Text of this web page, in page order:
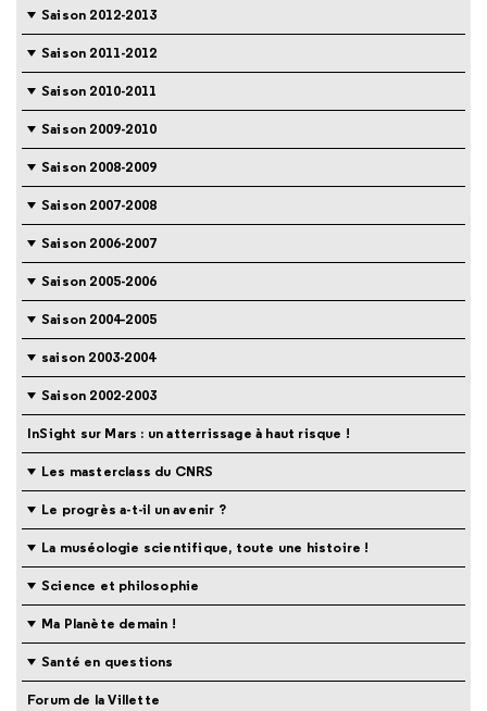
Saison 2012-2013
Saison 2011-2012
Saison 2010-2011
Saison 2009-2010
Saison 2008-2009
Saison 2007-2008
Saison 2006-2007
Saison 2005-2006
Saison 2004-2005
saison 2003-2004
Saison 2002-2003
InSight sur Mars : un atterrissage à haut risque !
Les masterclass du CNRS
Le progrès a-t-il un avenir ?
La muséologie scientifique, toute une histoire !
Science et philosophie
Ma Planète demain !
Santé en questions
Forum de la Villette